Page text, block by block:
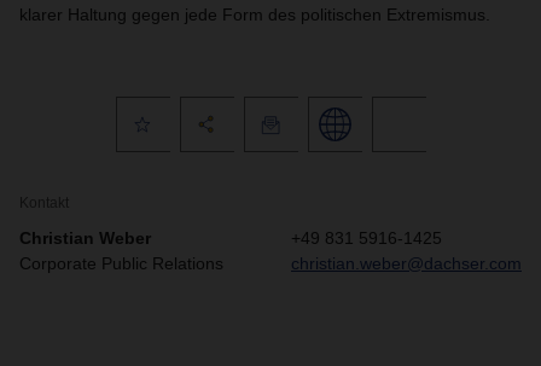
klarer Haltung gegen jede Form des politischen Extremismus.
Kontakt
Christian Weber
Corporate Public Relations
+49 831 5916-1425
christian.weber@dachser.com